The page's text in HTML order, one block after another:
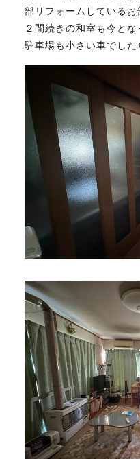
開催日：
土曜10:00
無料相談、
部リフォームしているお
２間続きの和室も今とな
駐車場も小さい車でした